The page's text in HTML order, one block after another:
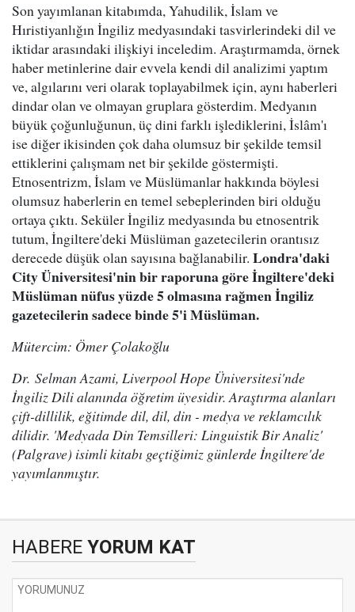
Son yayımlanan kitabımda, Yahudilik, İslam ve
Hıristiyanlığın İngiliz medyasındaki tasvirlerindeki dil ve
iktidar arasındaki ilişkiyi inceledim. Araştırmamda, örnek
haber metinlerine dair evvela kendi dil analizimi yaptım
ve, algılarını veri olarak toplayabilmek için, aynı haberleri
dindar olan ve olmayan gruplara gösterdim. Medyanın
büyük çoğunluğunun, üç dini farklı işlediklerini, İslâm'ı
ise diğer ikisinden çok daha olumsuz bir şekilde temsil
ettiklerini çalışmam net bir şekilde göstermişti.
Etnosentrizm, İslam ve Müslümanlar hakkında böylesi
olumsuz haberlerin en temel sebeplerinden biri olduğu
ortaya çıktı. Seküler İngiliz medyasında bu etnosentrik
tutum, İngiltere'deki Müslüman gazetecilerin orantısız
derecede düşük olan sayısına bağlanabilir. Londra'daki
City Üniversitesi'nin bir raporuna göre İngiltere'deki
Müslüman nüfus yüzde 5 olmasına rağmen İngiliz
gazetecilerin sadece binde 5'i Müslüman.
Mütercim: Ömer Çolakoğlu
Dr. Selman Azami, Liverpool Hope Üniversitesi'nde
İngiliz Dili alanında öğretim üyesidir. Araştırma alanları
çift-dillilik, eğitimde dil, dil, din - medya ve reklamcılık
dilidir. 'Medyada Din Temsilleri: Linguistik Bir Analiz'
(Palgrave) isimli kitabı geçtiğimiz günlerde İngiltere'de
yayımlanmıştır.
HABERE YORUM KAT